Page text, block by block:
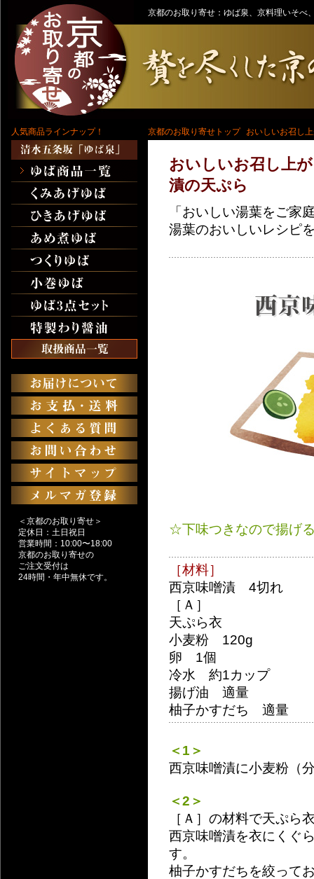
京都のお取り寄せ：ゆば泉、京料理いそべ
京都のお取り寄せトップ おいしいお召し
おいしいお召し上
漬の天ぷら
「おいしい湯葉をご家
湯葉のおいしいレシピ
☆下味つきなので揚げ
［材料］
西京味噌漬 4切れ
［Ａ］
天ぷら衣
小麦粉 120g
卵 1個
冷水 約1カップ
揚げ油 適量
柚子かすだち 適量
＜1＞
西京味噌漬に小麦粉（
＜2＞
［Ａ］の材料で天ぷら
西京味噌漬を衣にくぐ
す。
柚子かすだちを絞って
人気商品ラインナップ！
＜京都のお取り寄せ＞
定休日：土日祝日
営業時間：10:00〜18:00
京都のお取り寄せの
ご注文受付は
24時間・年中無休です。